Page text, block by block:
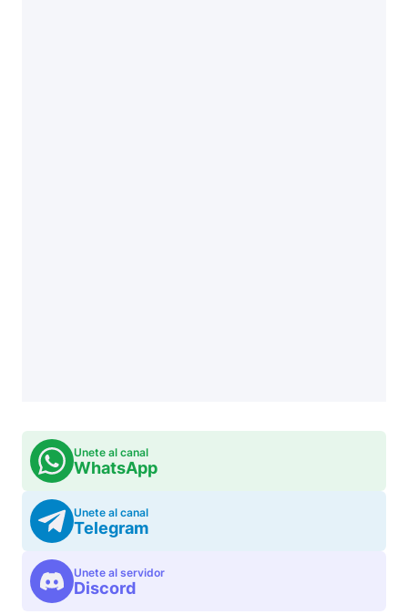
Unete al canal
WhatsApp
Unete al canal
Telegram
Unete al servidor
Discord